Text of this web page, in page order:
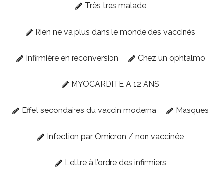
Très très malade
Rien ne va plus dans le monde des vaccinés
Infirmière en reconversion Chez un ophtalmo
MYOCARDITE A 12 ANS
Effet secondaires du vaccin moderna Masques
Infection par Omicron / non vaccinée
Lettre à l’ordre des infirmiers